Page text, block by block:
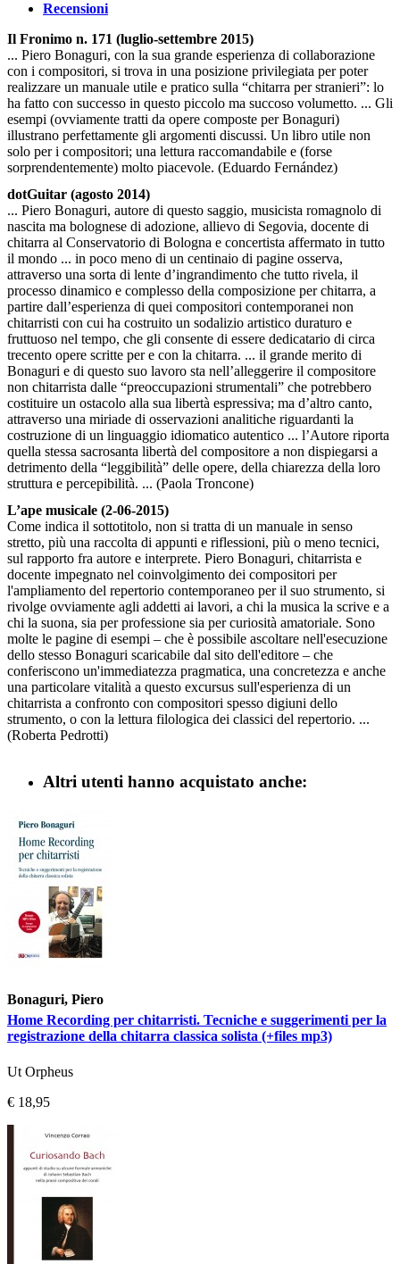
Recensioni
Il Fronimo n. 171 (luglio-settembre 2015)
... Piero Bonaguri, con la sua grande esperienza di collaborazione
con i compositori, si trova in una posizione privilegiata per poter
realizzare un manuale utile e pratico sulla “chitarra per stranieri”: lo
ha fatto con successo in questo piccolo ma succoso volumetto. ... Gli
esempi (ovviamente tratti da opere composte per Bonaguri)
illustrano perfettamente gli argomenti discussi. Un libro utile non
solo per i compositori; una lettura raccomandabile e (forse
sorprendentemente) molto piacevole. (Eduardo Fernández)
dotGuitar (agosto 2014)
... Piero Bonaguri, autore di questo saggio, musicista romagnolo di
nascita ma bolognese di adozione, allievo di Segovia, docente di
chitarra al Conservatorio di Bologna e concertista affermato in tutto
il mondo ... in poco meno di un centinaio di pagine osserva,
attraverso una sorta di lente d’ingrandimento che tutto rivela, il
processo dinamico e complesso della composizione per chitarra, a
partire dall’esperienza di quei compositori contemporanei non
chitarristi con cui ha costruito un sodalizio artistico duraturo e
fruttuoso nel tempo, che gli consente di essere dedicatario di circa
trecento opere scritte per e con la chitarra. ... il grande merito di
Bonaguri e di questo suo lavoro sta nell’alleggerire il compositore
non chitarrista dalle “preoccupazioni strumentali” che potrebbero
costituire un ostacolo alla sua libertà espressiva; ma d’altro canto,
attraverso una miriade di osservazioni analitiche riguardanti la
costruzione di un linguaggio idiomatico autentico ... l’Autore riporta
quella stessa sacrosanta libertà del compositore a non dispiegarsi a
detrimento della “leggibilità” delle opere, della chiarezza della loro
struttura e percepibilità. ... (Paola Troncone)
L’ape musicale (2-06-2015)
Come indica il sottotitolo, non si tratta di un manuale in senso
stretto, più una raccolta di appunti e riflessioni, più o meno tecnici,
sul rapporto fra autore e interprete. Piero Bonaguri, chitarrista e
docente impegnato nel coinvolgimento dei compositori per
l'ampliamento del repertorio contemporaneo per il suo strumento, si
rivolge ovviamente agli addetti ai lavori, a chi la musica la scrive e a
chi la suona, sia per professione sia per curiosità amatoriale. Sono
molte le pagine di esempi – che è possibile ascoltare nell'esecuzione
dello stesso Bonaguri scaricabile dal sito dell'editore – che
conferiscono un'immediatezza pragmatica, una concretezza e anche
una particolare vitalità a questo excursus sull'esperienza di un
chitarrista a confronto con compositori spesso digiuni dello
strumento, o con la lettura filologica dei classici del repertorio. ...
(Roberta Pedrotti)
Altri utenti hanno acquistato anche:
Bonaguri, Piero
Home Recording per chitarristi. Tecniche e suggerimenti per la
registrazione della chitarra classica solista (+files mp3)
Ut Orpheus
€ 18,95